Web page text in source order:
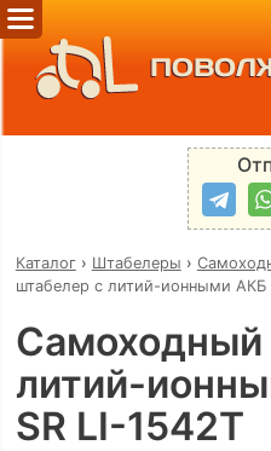
Каталог› Штабелеры ›
штабелер с литий-ионными АКБ
Самоходный
литий-
SR LI-1542Т